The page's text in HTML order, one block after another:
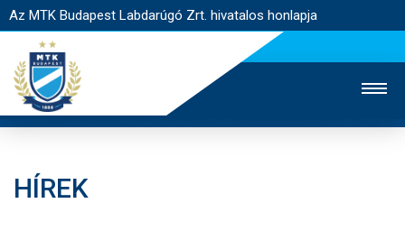
Az MTK Budapest Labdarúgó Zrt. hivatalos honlapja
HÍREK